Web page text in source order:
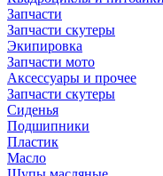
Запчасти
Запчасти скутеры
Экипировка
Запчасти мото
Аксессуары и прочее
Запчасти скутеры
Сиденья
Подшипники
Пластик
Масло